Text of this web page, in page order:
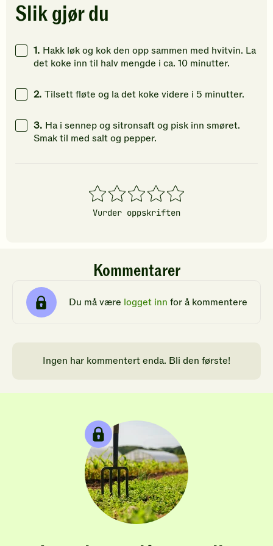
Klikk
for
gi
din
vurdering.
din
vurdering.
din
Slik gjør du
1. Hakk løk og kok den opp sammen med hvitvin. La
det koke inn til halv mengde i ca. 10 minutter.
2. Tilsett fløte og la det koke videre i 5 minutter.
3. Ha i sennep og sitronsaft og pisk inn smøret.
Smak til med salt og pepper.
1
stjerner
2
stjerner
3
stjerner
4
stjerner
5
stjerner
Vurder oppskriften
Kommentarer
Du må være logget inn for å kommentere
Ingen har kommentert enda. Bli den første!